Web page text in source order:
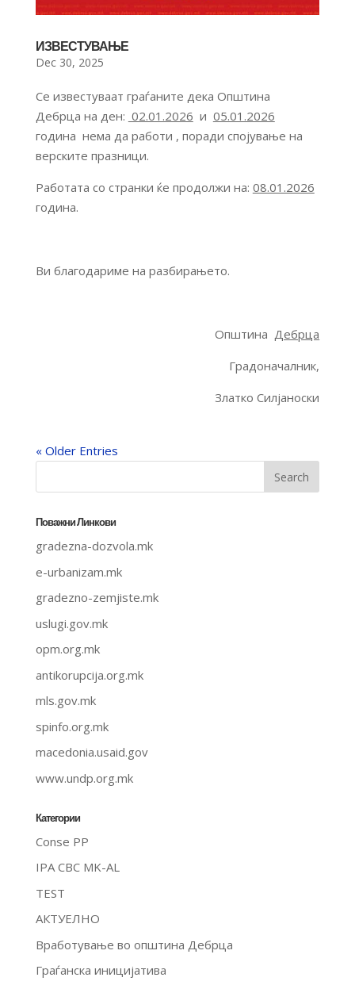
ИЗВЕСТУВАЊЕ
Dec 30, 2025
Се известуваат граѓаните дека Општина
Дебрца на ден: 02.01.2026 и 05.01.2026
година нема да работи , поради спојување на
верските празници.
Работата со странки ќе продолжи на: 08.01.2026
година.
Ви благодариме на разбирањето.
ОпштинаДебрца
Градоначалник,
Златко Силјаноски
« Older Entries
Поважни Линкови
gradezna-dozvola.mk
e-urbanizam.mk
gradezno-zemjiste.mk
uslugi.gov.mk
opm.org.mk
antikorupcija.org.mk
mls.gov.mk
spinfo.org.mk
macedonia.usaid.gov
www.undp.org.mk
Категории
Conse PP
IPA CBC MK-AL
TEST
АКТУЕЛНО
Вработување во општина Дебрца
Граѓанска иницијатива